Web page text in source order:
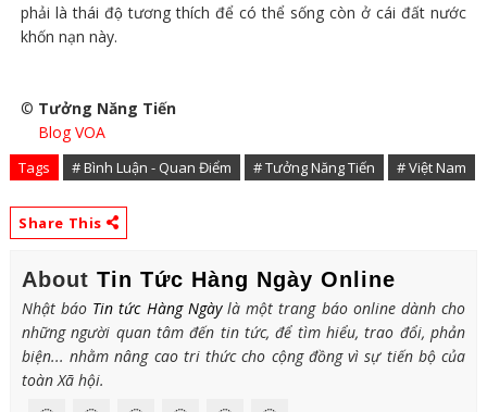
phải là thái độ tương thích để có thể sống còn ở cái đất nước
khốn nạn này.
© Tưởng Năng Tiến
Blog VOA
Tags # Bình Luận - Quan Điểm # Tưởng Năng Tiến # Việt Nam
Share This
About Tin Tức Hàng Ngày Online
Nhật báo Tin tức Hàng Ngàylà một trang báo online dành cho
những người quan tâm đến tin tức, để tìm hiểu, trao đổi, phản
biện... nhằm nâng cao tri thức cho cộng đồng vì sự tiến bộ của
toàn Xã hội.